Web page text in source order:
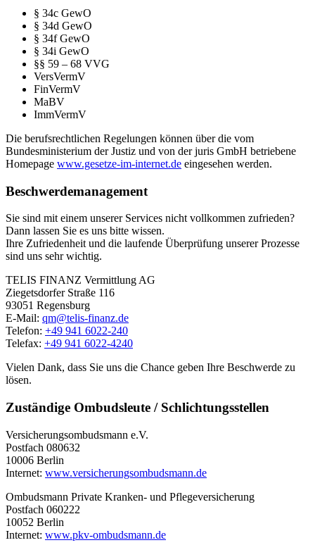
§ 34c GewO
§ 34d GewO
§ 34f GewO
§ 34i GewO
§§ 59 – 68 VVG
VersVermV
FinVermV
MaBV
ImmVermV
Die berufsrechtlichen Regelungen können über die vom
Bundesministerium der Justiz und von der juris GmbH betriebene
Homepage www.gesetze-im-internet.de eingesehen werden.
Beschwerdemanagement
Sie sind mit einem unserer Services nicht vollkommen zufrieden?
Dann lassen Sie es uns bitte wissen.
Ihre Zufriedenheit und die laufende Überprüfung unserer Prozesse
sind uns sehr wichtig.
TELIS FINANZ Vermittlung AG
Ziegetsdorfer Straße 116
93051 Regensburg
E-Mail: qm@telis-finanz.de
Telefon: +49 941 6022-240
Telefax: +49 941 6022-4240
Vielen Dank, dass Sie uns die Chance geben Ihre Beschwerde zu
lösen.
Zuständige Ombudsleute / Schlichtungsstellen
Versicherungsombudsmann e.V.
Postfach 080632
10006 Berlin
Internet: www.versicherungsombudsmann.de
Ombudsmann Private Kranken- und Pflegeversicherung
Postfach 060222
10052 Berlin
Internet: www.pkv-ombudsmann.de